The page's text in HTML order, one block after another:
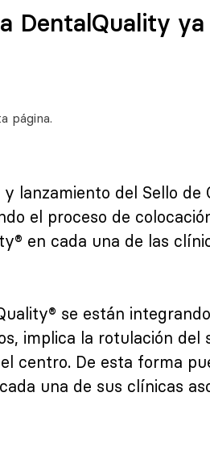
DentalQuality
página.
lanzamiento del Sello de
el proceso de
en cada una de las
se están
implica la rotulación del
centro. De esta forma
una de sus clínicas